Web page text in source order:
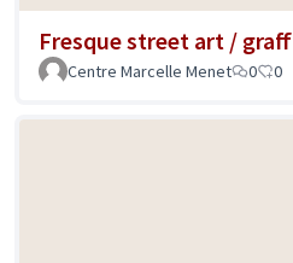
Fresque street art / graff
Centre Marcelle Menet
0 0